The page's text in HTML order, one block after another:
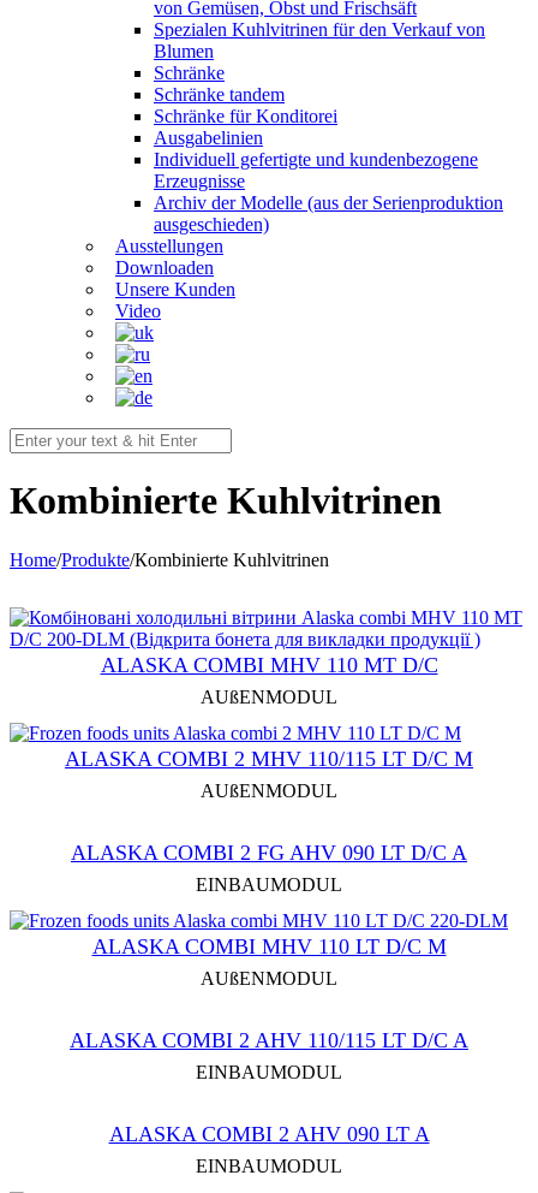
von Gemüsen, Obst und Frischsäft
Spezialen Kuhlvitrinen für den Verkauf von
Blumen
Schränke
Schränke tandem
Schränke für Konditorei
Ausgabelinien
Individuell gefertigte und kundenbezogene
Erzeugnisse
Archiv der Modelle (aus der Serienproduktion
ausgeschieden)
Ausstellungen
Downloaden
Unsere Kunden
Video
Кombinierte Kuhlvitrinen
Home/Produkte/Кombinierte Kuhlvitrinen
ALASKA COMBI MHV 110 MT D/C
AUßENMODUL
ALASKA COMBI 2 MHV 110/115 LT D/C M
AUßENMODUL
ALASKA COMBI 2 FG AHV 090 LT D/C A
EINBAUMODUL
ALASKA COMBI MHV 110 LT D/C M
AUßENMODUL
ALASKA COMBI 2 AHV 110/115 LT D/C A
EINBAUMODUL
ALASKA COMBI 2 AHV 090 LT A
EINBAUMODUL